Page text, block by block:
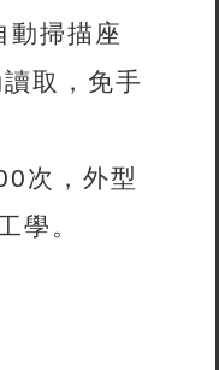
掃描座
取，免手
次，外型
學。